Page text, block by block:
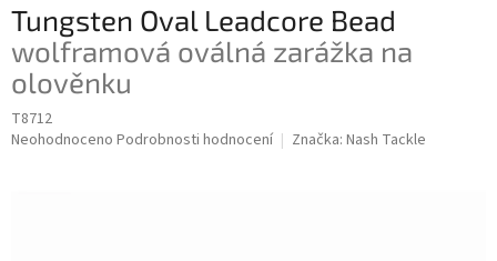
Tungsten Oval Leadcore Bead
wolframová oválná zarážka na
olověnku
T8712
Průměrné
Neohodnoceno Podrobnosti hodnocení Značka: Nash Tackle